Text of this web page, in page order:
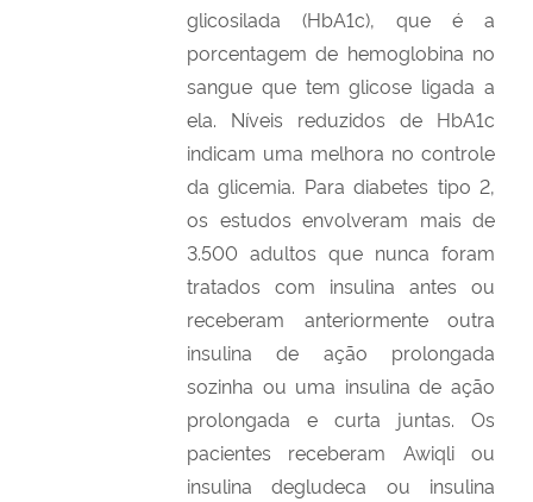
glicosilada (HbA1c), que é a
porcentagem de hemoglobina no
sangue que tem glicose ligada a
ela. Níveis reduzidos de HbA1c
indicam uma melhora no controle
da glicemia. Para diabetes tipo 2,
os estudos envolveram mais de
3.500 adultos que nunca foram
tratados com insulina antes ou
receberam anteriormente outra
insulina de ação prolongada
sozinha ou uma insulina de ação
prolongada e curta juntas. Os
pacientes receberam Awiqli ou
insulina degludeca ou insulina